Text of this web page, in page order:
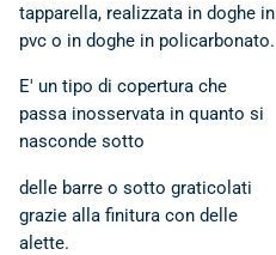
tapparella, realizzata in doghe in
pvc o in doghe in policarbonato.
E' un tipo di copertura che
passa inosservata in quanto si
nasconde sotto
delle barre o sotto graticolati
grazie alla finitura con delle
alette.